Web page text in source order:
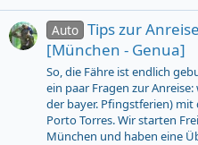
Auto Tips zur
[München - Genua]
So, die Fähre ist endlich
ein paar Fragen zur
der bayer. Pfingstferien)
Porto Torres. Wir starten
München und haben eine